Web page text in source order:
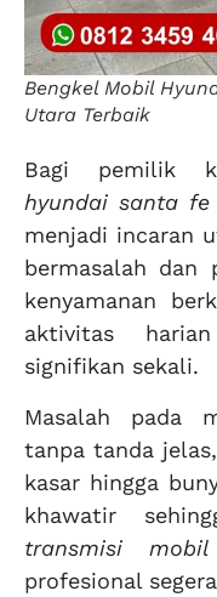
Bengkel Mobil
Utara Terbaik
Bagi pemilik
hyundai santa
menjadi incaran
bermasalah dan
kenyamanan
aktivitas
signifikan sekali.
Masalah pada
tanpa tanda
kasar hingga
khawatir
transmisi
profesional